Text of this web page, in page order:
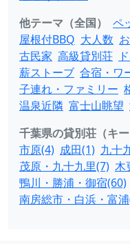
他テーマ（全国）
ペ
屋根付BBQ 大人数
古民家 高級貸別荘
薪ストーブ 合宿・ワ
子連れ・ファミリー
温泉近隣 富士山眺望
千葉県の貸別荘（キ
市原(4) 成田(1) 九十
茂原・九十九里(7) 木
鴨川・勝浦・御宿(60)
南房総市・白浜・富